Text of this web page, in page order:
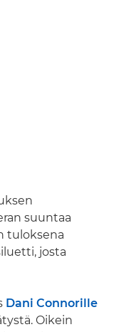
suuntaa
tuloksena
josta
Dani Connorille
Oikein